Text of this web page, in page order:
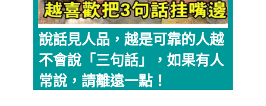
說話見人品，越是可靠的人越
不會說「三句話」，如果有人
常說，請離遠一點！